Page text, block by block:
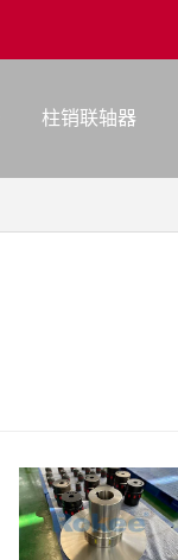
柱销联轴器